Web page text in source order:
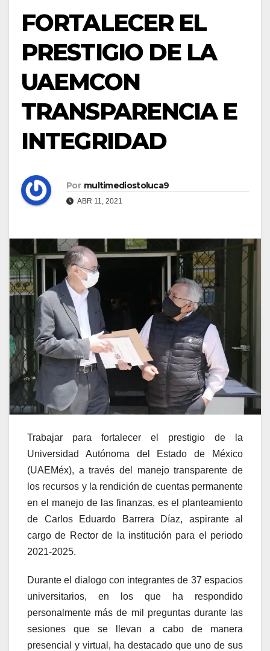
FORTALECER EL
PRESTIGIO DE LA
UAEMCON
TRANSPARENCIA E
INTEGRIDAD
Por multimediostoluca9
ABR 11, 2021
Trabajar para fortalecer el prestigio de la
Universidad Autónoma del Estado de México
(UAEMéx), a través del manejo transparente de
los recursos y la rendición de cuentas permanente
en el manejo de las finanzas, es el planteamiento
de Carlos Eduardo Barrera Díaz, aspirante al
cargo de Rector de la institución para el periodo
2021-2025.
Durante el dialogo con integrantes de 37 espacios
universitarios, en los que ha respondido
personalmente más de mil preguntas durante las
sesiones que se llevan a cabo de manera
presencial y virtual, ha destacado que uno de sus